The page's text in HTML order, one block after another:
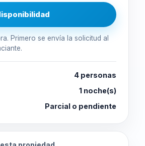
Primero se envía la solicitud al
4 personas
1 noche(s)
Parcial o pendiente